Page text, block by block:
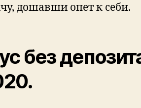
дошавши опет к себи.
без